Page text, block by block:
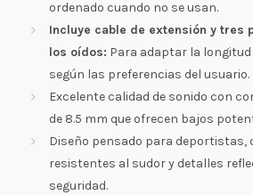
ordenado cuando no se usan.
Incluye cable de extensión y tres
los oídos: Para adaptar la
según las preferencias del usuario.
Excelente calidad de sonido con
de 8.5 mm que ofrecen bajos
Diseño pensado para deportistas,
resistentes al sudor y detalles
seguridad.